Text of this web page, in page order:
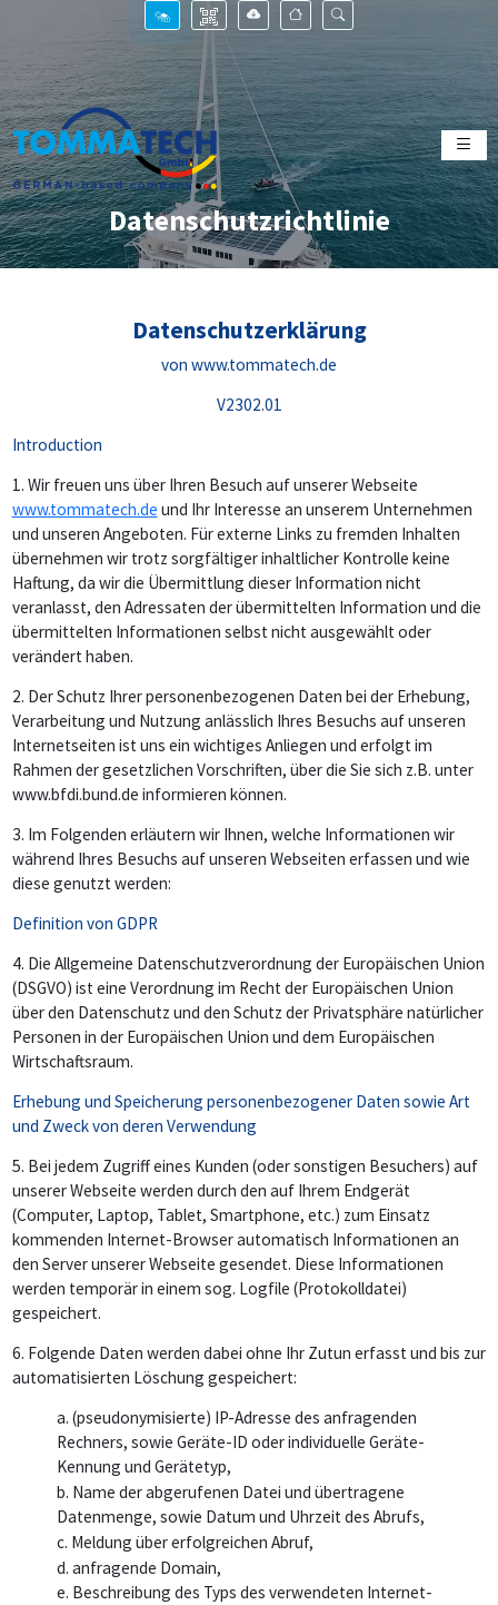
Datenschutzrichtlinie
Datenschutzerklärung
von www.tommatech.de
V2302.01
Introduction
1. Wir freuen uns über Ihren Besuch auf unserer Webseite
www.tommatech.de und Ihr Interesse an unserem Unternehmen
und unseren Angeboten. Für externe Links zu fremden Inhalten
übernehmen wir trotz sorgfältiger inhaltlicher Kontrolle keine
Haftung, da wir die Übermittlung dieser Information nicht
veranlasst, den Adressaten der übermittelten Information und die
übermittelten Informationen selbst nicht ausgewählt oder
verändert haben.
2. Der Schutz Ihrer personenbezogenen Daten bei der Erhebung,
Verarbeitung und Nutzung anlässlich Ihres Besuchs auf unseren
Internetseiten ist uns ein wichtiges Anliegen und erfolgt im
Rahmen der gesetzlichen Vorschriften, über die Sie sich z.B. unter
www.bfdi.bund.de informieren können.
3. Im Folgenden erläutern wir Ihnen, welche Informationen wir
während Ihres Besuchs auf unseren Webseiten erfassen und wie
diese genutzt werden:
Definition von GDPR
4. Die Allgemeine Datenschutzverordnung der Europäischen Union
(DSGVO) ist eine Verordnung im Recht der Europäischen Union
über den Datenschutz und den Schutz der Privatsphäre natürlicher
Personen in der Europäischen Union und dem Europäischen
Wirtschaftsraum.
Erhebung und Speicherung personenbezogener Daten sowie Art
und Zweck von deren Verwendung
5. Bei jedem Zugriff eines Kunden (oder sonstigen Besuchers) auf
unserer Webseite werden durch den auf Ihrem Endgerät
(Computer, Laptop, Tablet, Smartphone, etc.) zum Einsatz
kommenden Internet-Browser automatisch Informationen an
den Server unserer Webseite gesendet. Diese Informationen
werden temporär in einem sog. Logfile (Protokolldatei)
gespeichert.
6. Folgende Daten werden dabei ohne Ihr Zutun erfasst und bis zur
automatisierten Löschung gespeichert:
a. (pseudonymisierte) IP-Adresse des anfragenden
Rechners, sowie Geräte-ID oder individuelle Geräte-
Kennung und Gerätetyp,
b. Name der abgerufenen Datei und übertragene
Datenmenge, sowie Datum und Uhrzeit des Abrufs,
c. Meldung über erfolgreichen Abruf,
d. anfragende Domain,
e. Beschreibung des Typs des verwendeten Internet-